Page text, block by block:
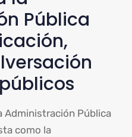
Pública
Administración Pública
como la